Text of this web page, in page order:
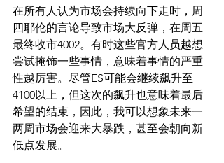
在所有人认为市场会持续向下走时，周
四耶伦的言论导致市场大反弹，在周五
最终收市4002。有时这些官方人员越想
尝试掩饰一些事情，意味着事情的严重
性越厉害。尽管ES可能会继续飙升至
4100以上，但这次的飙升也意味着最后
希望的结束，因此，我可以想象未来一
两周市场会迎来大暴跌，甚至会朝向新
低点发展。